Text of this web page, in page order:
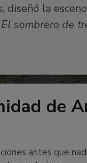
diseñó la
El sombrero de
de
antes que